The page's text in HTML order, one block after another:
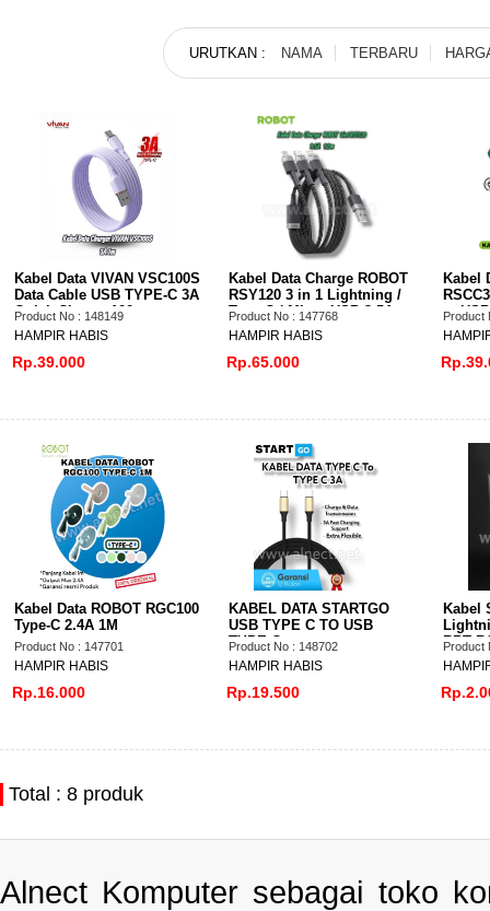
URUTKAN : NAMA TERBARU
Rp.39.000
Kabel Data VIVAN VSC100S
Data Cable USB TYPE-C 3A
Quick Charge 100cm
Product No : 148149
HAMPIR HABIS
Rp.65.000
Kabel Data Charge ROBOT
RSY120 3 in 1 Lightning /
Type C / Micro USB 3.5A
Fast Charging
Product No : 147768
HAMPIR HABIS
Kabel
to
Product
Rp.16.000
Kabel Data ROBOT RGC100
Type-C 2.4A 1M
Product No : 147701
HAMPIR HABIS
Rp.19.500
KABEL DATA STARTGO
USB TYPE C TO USB
TYPE C
Product No : 148702
HAMPIR HABIS
Kabel
RBT
Product
Total : 8 produk
Alnect Komputer sebagai toko